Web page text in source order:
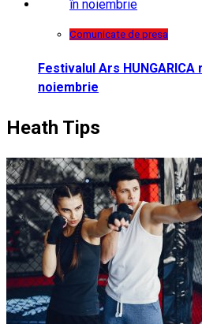
Comunicate de presa
Festivalul Ars HUNGARICA
noiembrie
Heath Tips